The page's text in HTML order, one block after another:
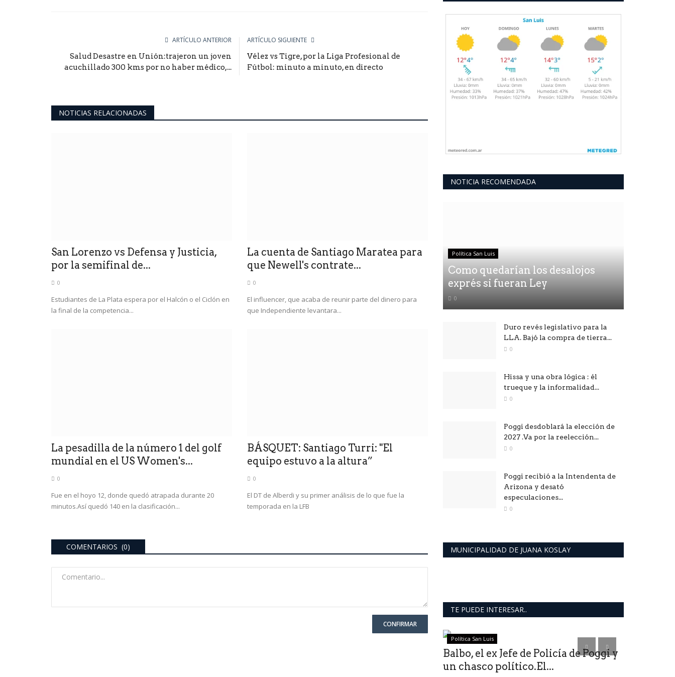
ARTÍCULO ANTERIOR
Salud Desastre en Unión:trajeron un joven
acuchillado 300 kms por no haber médico,...
ARTÍCULO SIGUIENTE
Vélez vs Tigre, por la Liga Profesional de
Fútbol: minuto a minuto, en directo
NOTICIAS RELACIONADAS
San Lorenzo vs Defensa y Justicia,
por la semifinal de...
0
Estudiantes de La Plata espera por el Halcón o el Ciclón en
la final de la competencia...
La cuenta de Santiago Maratea para
que Newell's contrate...
0
El influencer, que acaba de reunir parte del dinero para
que Independiente levantara...
La pesadilla de la número 1 del golf
mundial en el US Women's...
0
Fue en el hoyo 12, donde quedó atrapada durante 20
minutos.Así quedó 140 en la clasificación...
BÁSQUET: Santiago Turri: "El
equipo estuvo a la altura”
0
El DT de Alberdi y su primer análisis de lo que fue la
temporada en la LFB
COMENTARIOS (0)
CONFIRMAR
NOTICIA RECOMENDADA
Política San Luis
Como quedarían los desalojos
exprés si fueran Ley
0
Duro revés legislativo para la
LLA. Bajó la compra de tierra...
0
Hissa y una obra lógica : él
trueque y la informalidad...
0
Poggi desdoblará la elección de
2027 .Va por la reelección...
0
Poggi recibió a la Intendenta de
Arizona y desató
especulaciones...
0
MUNICIPALIDAD DE JUANA KOSLAY
TE PUEDE INTERESAR..
Política San Luis
Balbo, el ex Jefe de Policía de Poggi y
un chasco político.El...